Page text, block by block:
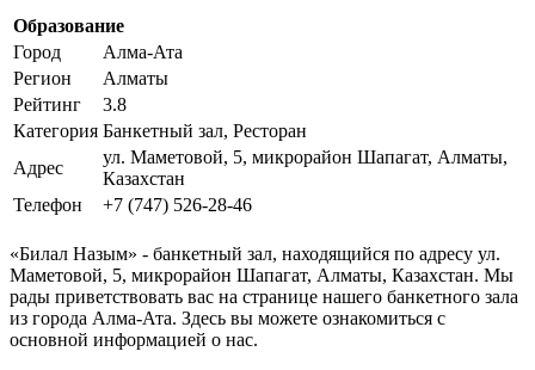
Образование
Город
Алма-Ата
Регион
Алматы
Рейтинг
3.8
Категория Банкетный зал, Ресторан
Адрес
ул. Маметовой, 5, микрорайон Шапагат, Алматы,
Казахстан
Телефон
+7 (747) 526-28-46
«Билал Назым» - банкетный зал, находящийся по адресу ул.
Маметовой, 5, микрорайон Шапагат, Алматы, Казахстан. Мы
рады приветствовать вас на странице нашего банкетного зала
из города Алма-Ата. Здесь вы можете ознакомиться с
основной информацией о нас.